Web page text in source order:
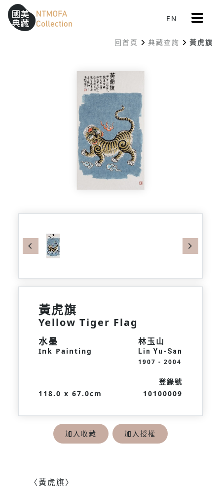
跳到中間主要內容區
網站導覽
::: EN 更
多
單
回首頁 典藏查詢 黃虎旗
Previous
黃虎旗
Yellow Tiger Flag
水墨
Ink Painting
林玉山
Lin Yu-San
1907 - 2004
118.0 x 67.0cm
登錄號
10100009
加入收藏 加入授權
〈黃虎旗〉